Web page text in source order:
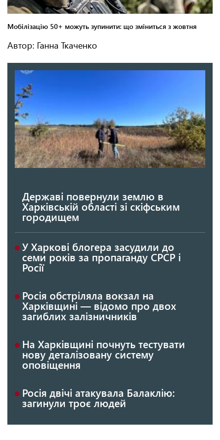
Автор: Ганна Ткаченко
Державі повернули землю в
Харківській області зі скіфським
городищем
У Харкові блогера засудили до
семи років за пропаганду СРСР і
Росії
Росія обстріляла вокзал на
Харківщині — відомо про двох
загиблих залізничників
На Харківщині почнуть тестувати
нову деталізовану систему
оповіщення
Росія двічі атакувала Балаклію:
загинули троє людей